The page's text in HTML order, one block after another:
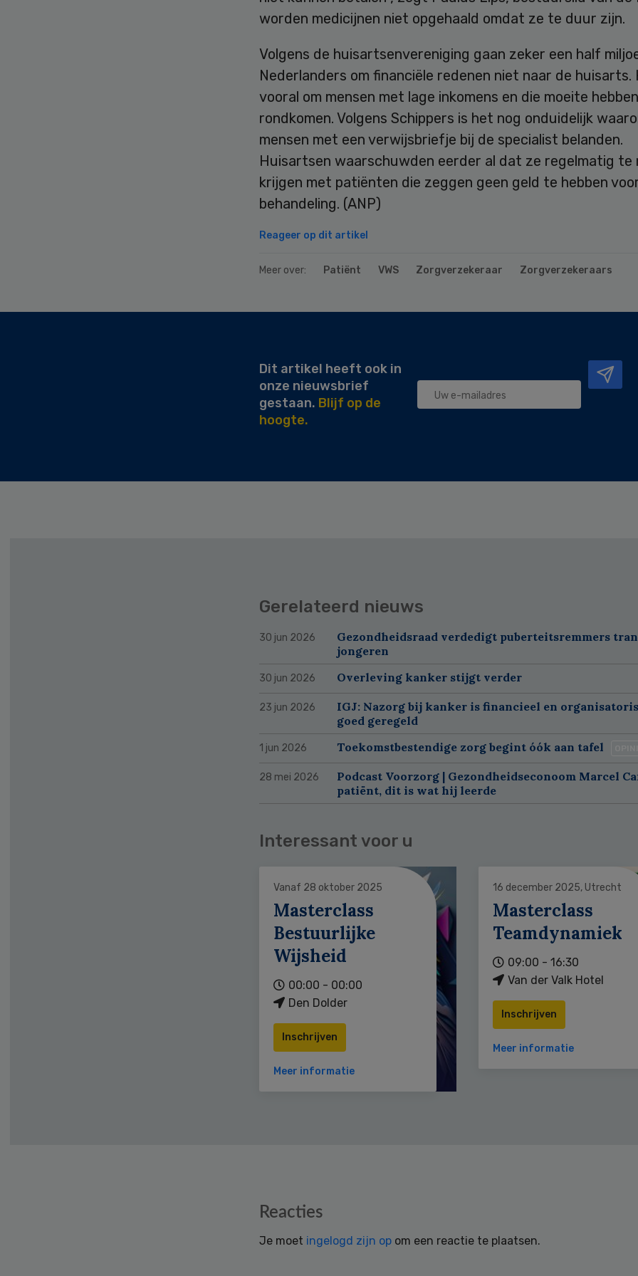
worden medicijnen niet opgehaald omdat ze te duur zijn.
Volgens de huisartsenvereniging gaan zeker een half
Nederlanders om financiële redenen niet naar de
vooral om mensen met lage inkomens en die moeite
rondkomen. Volgens Schippers is het nog onduidelijk
mensen met een verwijsbriefje bij de specialist belanden.
Huisartsen waarschuwden eerder al dat ze regelmatig te
krijgen met patiënten die zeggen geen geld te hebben
behandeling. (ANP)
Reageer op dit artikel
Meer over: Patiënt VWS Zorgverzekeraar Zorgverzekeraars
Dit artikel heeft ook in
onze nieuwsbrief
gestaan. Blijf op de
hoogte.
Gerelateerd nieuws
30 jun 2026
Gezondheidsraad verdedigt puberteitsremmers
jongeren
30 jun 2026 Overleving kanker stijgt verder
23 jun 2026
IGJ: Nazorg bij kanker is financieel en
goed geregeld
1 jun 2026 Toekomstbestendige zorg begint óók aan tafel
28 mei 2026
Podcast Voorzorg | Gezondheidseconoom Marcel
patiënt, dit is wat hij leerde
Interessant voor u
Vanaf 28 oktober 2025
Masterclass
Bestuurlijke
Wijsheid
00:00 - 00:00
Den Dolder
Inschrijven
Meer informatie
16 december 2025, Utrecht
Masterclass
Teamdynamiek
09:00 - 16:30
Van der Valk Hotel
Inschrijven
Meer informatie
Reacties
Je moet ingelogd zijn op om een reactie te plaatsen.